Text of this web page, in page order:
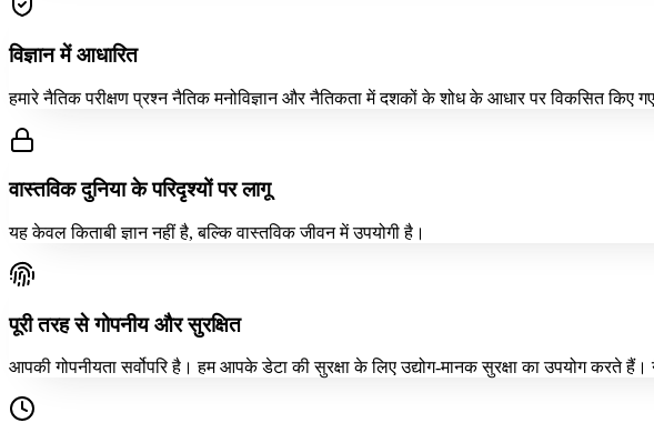
विज्ञान में आधारित
हमारे नैतिक परीक्षण प्रश्न नैतिक मनोविज्ञान और नैतिकता में दशकों के शोध के आधार पर विकसित किए
वास्तविक दुनिया के परिदृश्यों पर लागू
यह केवल किताबी ज्ञान नहीं है, बल्कि वास्तविक जीवन में उपयोगी है।
पूरी तरह से गोपनीय और सुरक्षित
आपकी गोपनीयता सर्वोपरि है। हम आपके डेटा की सुरक्षा के लिए उद्योग-मानक सुरक्षा का उपयोग